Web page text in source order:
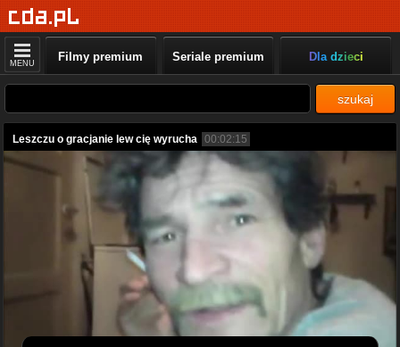
MENU Filmy premium Seriale premium Dla dzieci
szukaj
Leszczu o gracjanie lew cię wyrucha 00:02:15